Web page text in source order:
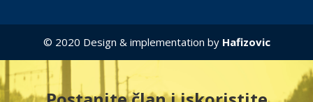
© 2020 Design & implementation by Hafizovic